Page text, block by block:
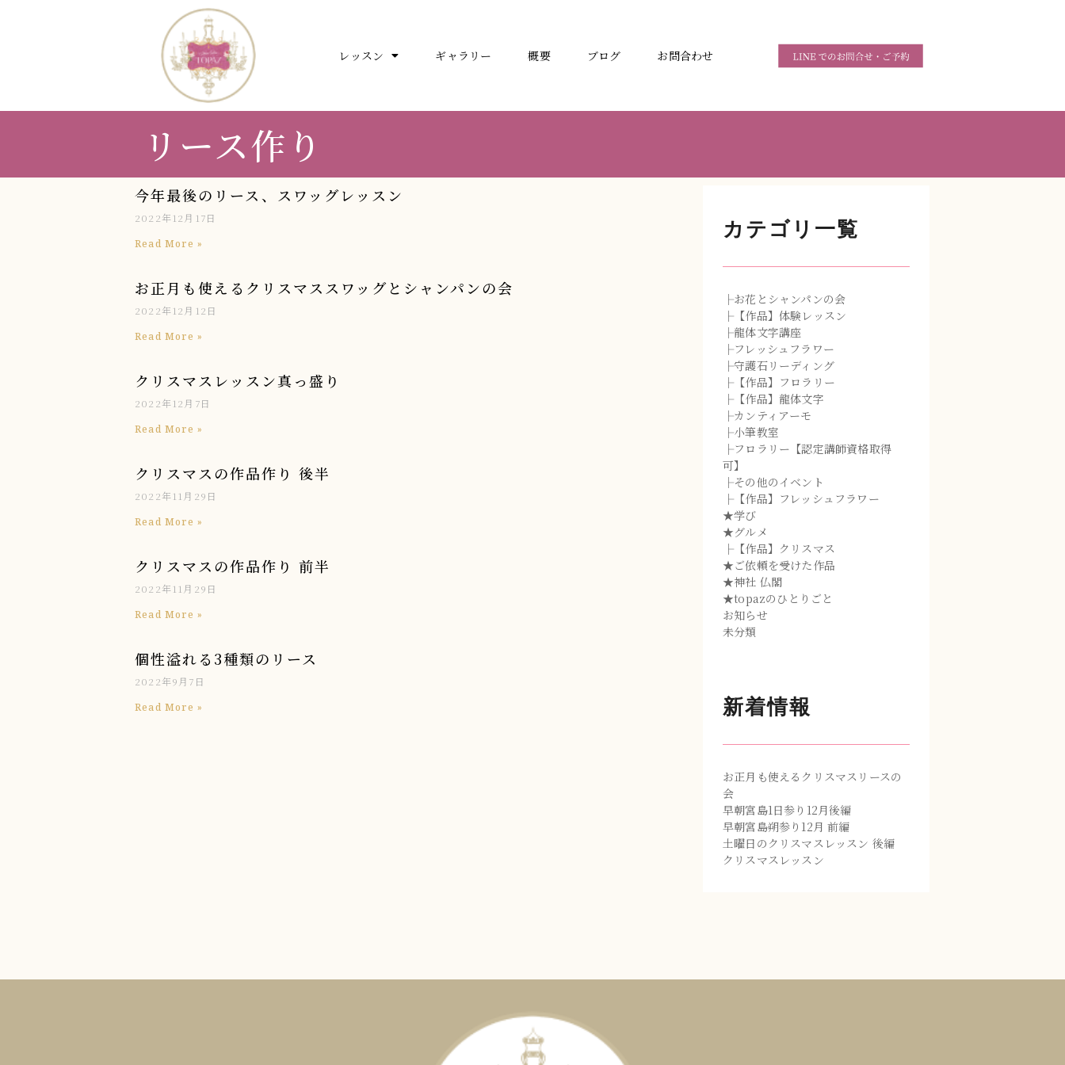
レッスン ギャラリー 概要 ブログ お問合わせ
リース作り
今年最後のリース、スワッグレッスン
2022年12月17日
Read More »
お正月も使えるクリスマススワッグとシャンパンの会
2022年12月12日
Read More »
クリスマスレッスン真っ盛り
2022年12月7日
Read More »
クリスマスの作品作り 後半
2022年11月29日
Read More »
クリスマスの作品作り 前半
2022年11月29日
Read More »
個性溢れる3種類のリース
2022年9月7日
Read More »
カテゴリ一覧
├お花とシャンパンの会
├【作品】体験レッスン
├龍体文字講座
├フレッシュフラワー
├守護石リーディング
├【作品】フロラリー
├【作品】龍体文字
├カンティアーモ
├小筆教室
├フロラリー【認定講師資格取得
可】
├その他のイベント
├【作品】フレッシュフラワー
★学び
★グルメ
├【作品】クリスマス
★ご依頼を受けた作品
★神社 仏閣
★topazのひとりごと
お知らせ
未分類
新着情報
お正月も使えるクリスマスリースの
会
早朝宮島1日参り12月後編
早朝宮島朔参り12月 前編
土曜日のクリスマスレッスン 後編
クリスマスレッスン